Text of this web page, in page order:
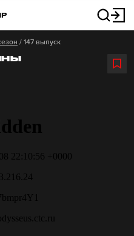
/ 147 выпуск